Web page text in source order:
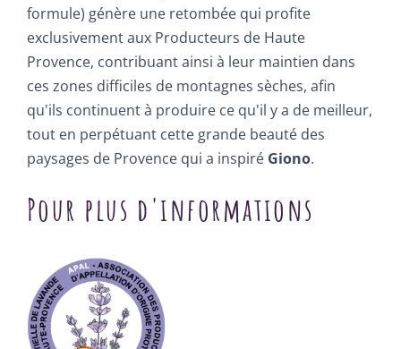
formule) génère une retombée qui profite
exclusivement aux Producteurs de Haute
Provence, contribuant ainsi à leur maintien dans
ces zones difficiles de montagnes sèches, afin
qu'ils continuent à produire ce qu'il y a de meilleur,
tout en perpétuant cette grande beauté des
paysages de Provence qui a inspiré Giono.
Pour plus d'informations